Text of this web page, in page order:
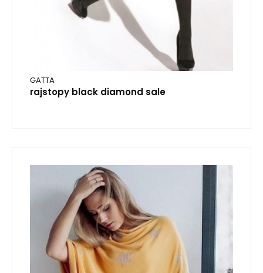
GATTA
rajstopy black diamond sale